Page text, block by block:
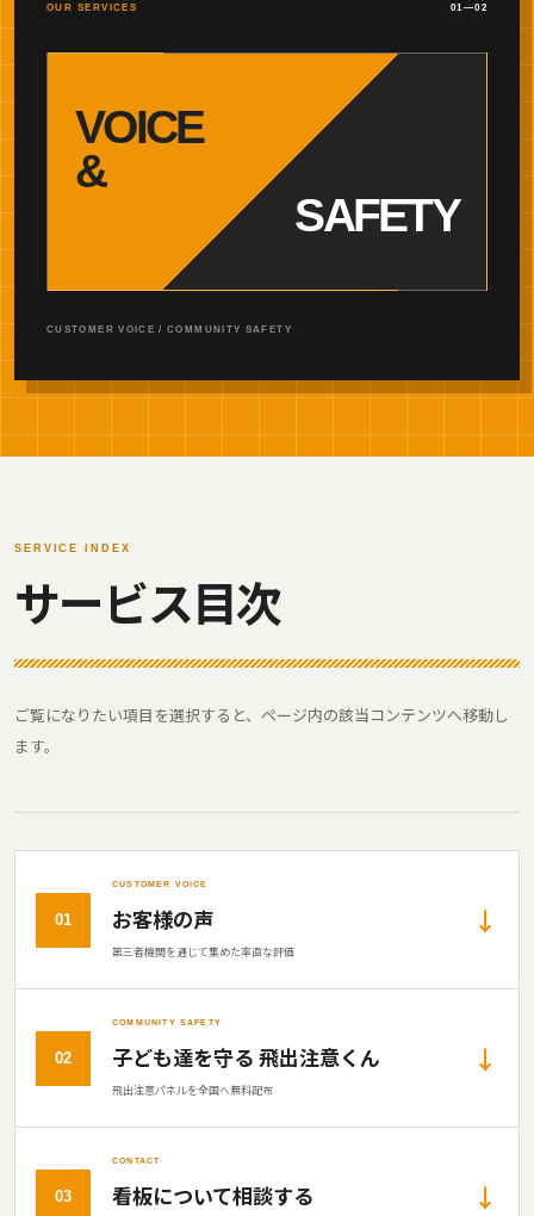
OUR SERVICES 01—02
VOICE
&
SAFETY
CUSTOMER VOICE / COMMUNITY SAFETY
SERVICE INDEX
サービス目次
ご覧になりたい項目を選択すると、ページ内の該当コンテンツへ移動し
ます。
01
CUSTOMER VOICE
お客様の声
第三者機関を通じて集めた率直な評価
↓
02
COMMUNITY SAFETY
子ども達を守る 飛出注意くん
飛出注意パネルを全国へ無料配布
↓
03
CONTACT
看板について相談する ↓